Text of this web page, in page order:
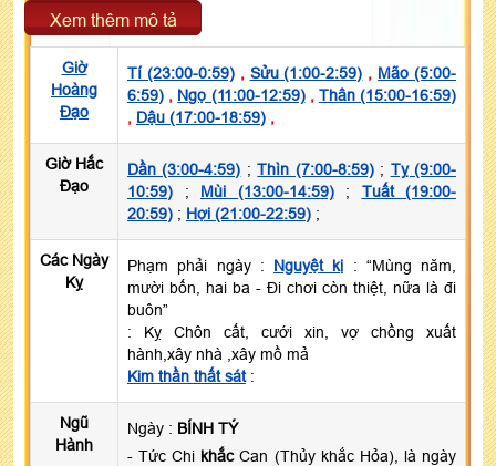
Xem thêm mô tả
Giờ
Hoàng
Đạo
Tí (23:00-0:59), Sửu (1:00-2:59) , Mão (5:00-
6:59) , Ngọ (11:00-12:59), Thân (15:00-16:59)
, Dậu (17:00-18:59) ,
Giờ Hắc
Đạo
Dần (3:00-4:59) ;Thìn (7:00-8:59); Tỵ (9:00-
10:59) ; Mùi (13:00-14:59); Tuất (19:00-
20:59) ; Hợi (21:00-22:59) ;
Các Ngày
Kỵ
Phạm phải ngày : Nguyệt kị : “Mùng năm,
mười bốn, hai ba - Đi chơi còn thiệt, nữa là đi
buôn”
: Kỵ Chôn cất, cưới xin, vợ chồng xuất
hành,xây nhà ,xây mồ mả
Kim thần thất sát:
Ngũ
Hành
Ngày : BÍNH TÝ
- Tức Chi khắcCan (Thủy khắc Hỏa), là ngày